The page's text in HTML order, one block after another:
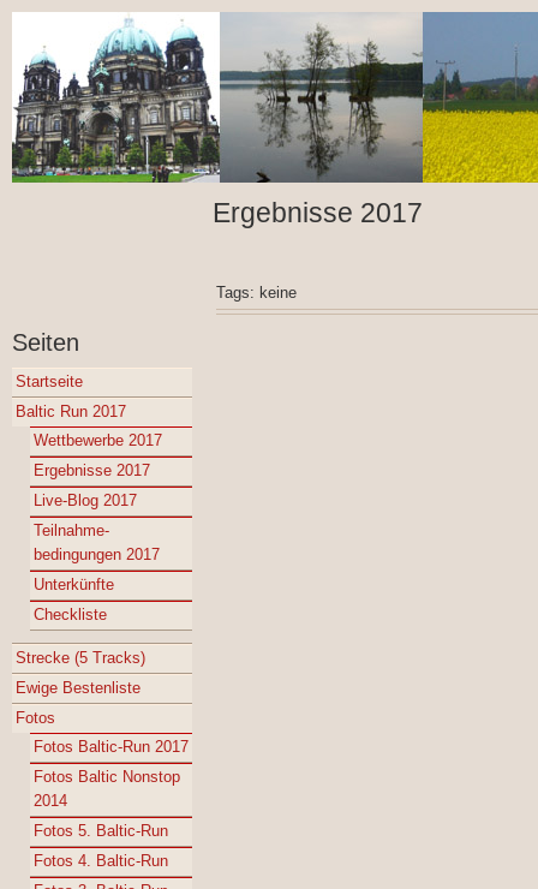
Seiten
Startseite
Baltic Run 2017
Wettbewerbe 2017
Ergebnisse 2017
Live-Blog 2017
Teilnahme-
bedingungen 2017
Unterkünfte
Checkliste
Strecke (5 Tracks)
Ewige Bestenliste
Fotos
Fotos Baltic-Run 2017
Fotos Baltic Nonstop
2014
Fotos 5. Baltic-Run
Fotos 4. Baltic-Run
Ergebnisse 2017
Tags: keine